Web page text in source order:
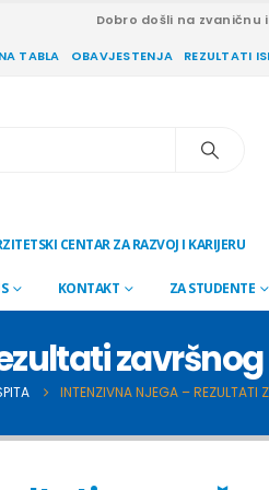
Dobro došli na
TABLA OBAVJESTENJA REZULTATI
CENTAR ZA RAZVOJ I KARIJERU
KONTAKT ZA STUDENTE
INTENZIVNA NJEGA –